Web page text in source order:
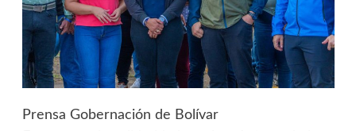
Prensa Gobernación de Bolívar